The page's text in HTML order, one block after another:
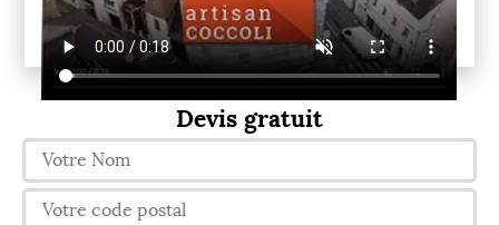
Devis gratuit